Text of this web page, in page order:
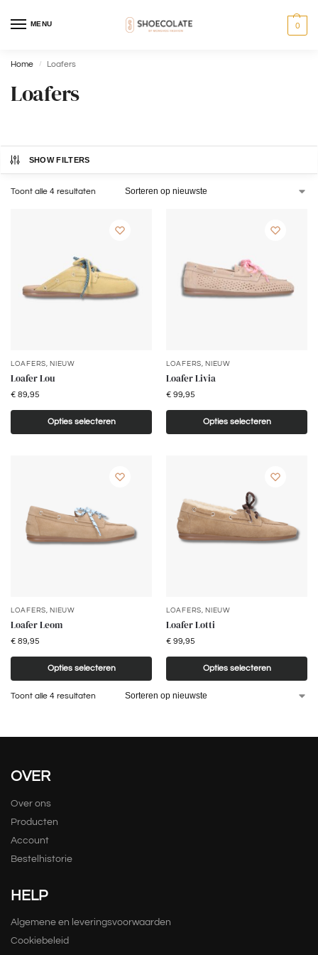
MENU 0
Home / Loafers
Loafers
SHOW FILTERS
Toont alle 4 resultaten
LOAFERS, NIEUW
Loafer Lou
€ 89,95
Opties selecteren
LOAFERS, NIEUW
Loafer Livia
€ 99,95
Opties selecteren
LOAFERS, NIEUW
Loafer Leom
€ 89,95
Opties selecteren
LOAFERS, NIEUW
Loafer Lotti
€ 99,95
Opties selecteren
Toont alle 4 resultaten
OVER
Over ons
Producten
Account
Bestelhistorie
HELP
Algemene en leveringsvoorwaarden
Cookiebeleid